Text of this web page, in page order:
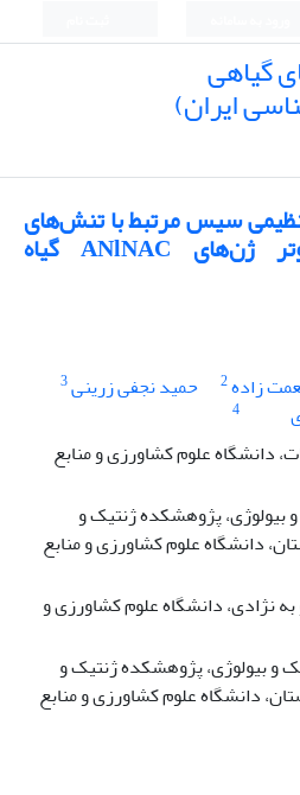
گیاهی
ایران)
سیس مرتبط با تنش‌های
غیرزیستی در پروموتر ژن‌های ANlNAC گیاه
زاده2 حمید نجفی زرینی3
4
دانشگاه علوم کشاورزی و منابع
بیولوژی، پژوهشکده ژنتیک و
دانشگاه علوم کشاورزی و منابع
به نژادی، دانشگاه علوم کشاورزی و
و بیولوژی، پژوهشکده ژنتیک و
دانشگاه علوم کشاورزی و منابع